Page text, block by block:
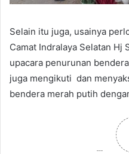
Selain itu juga, usainya
Camat Indralaya Selatan Hj
upacara penurunan
juga mengikuti dan
bendera merah putih